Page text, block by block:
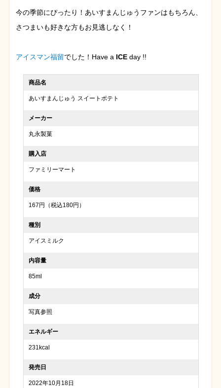
今の季節にぴったり！あいすまんじゅうファンはもちろん、
さつまいも好きな方もお見逃しなく！
アイスマン福留でした！Have a ICE day !!
商品名
あいすまんじゅう スイートポテト
メーカー
丸永製菓
購入店
ファミリーマート
価格
167円（税込180円）
種別
アイスミルク
内容量
85ml
成分
写真参照
エネルギー
231kcal
発売日
2022年10月18日